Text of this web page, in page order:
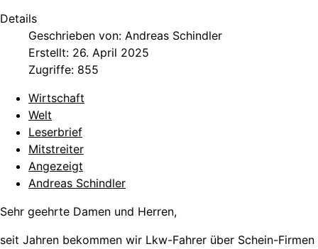
Details
Geschrieben von: Andreas Schindler
Erstellt: 26. April 2025
Zugriffe: 855
Wirtschaft
Welt
Leserbrief
Mitstreiter
Angezeigt
Andreas Schindler
Sehr geehrte Damen und Herren,
seit Jahren bekommen wir Lkw-Fahrer über Schein-Firmen